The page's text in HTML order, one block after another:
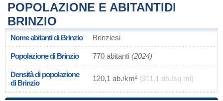
POPOLAZIONE E ABITANTIDI
BRINZIO
Nome abitanti di Brinzio Brinziesi
Popolazione di Brinzio 770 abitanti (2024)
Densità di popolazione
di Brinzio
120,1 ab./km² (311,1 ab./sq mi)